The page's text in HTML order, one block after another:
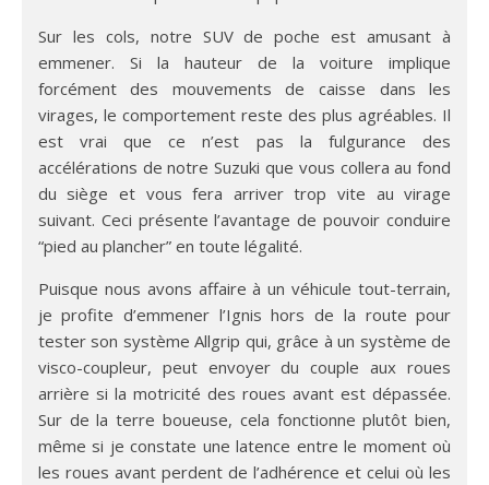
Sur les cols, notre SUV de poche est amusant à
emmener. Si la hauteur de la voiture implique
forcément des mouvements de caisse dans les
virages, le comportement reste des plus agréables. Il
est vrai que ce n’est pas la fulgurance des
accélérations de notre Suzuki que vous collera au fond
du siège et vous fera arriver trop vite au virage
suivant. Ceci présente l’avantage de pouvoir conduire
“pied au plancher” en toute légalité.
Puisque nous avons affaire à un véhicule tout-terrain,
je profite d’emmener l’Ignis hors de la route pour
tester son système Allgrip qui, grâce à un système de
visco-coupleur, peut envoyer du couple aux roues
arrière si la motricité des roues avant est dépassée.
Sur de la terre boueuse, cela fonctionne plutôt bien,
même si je constate une latence entre le moment où
les roues avant perdent de l’adhérence et celui où les